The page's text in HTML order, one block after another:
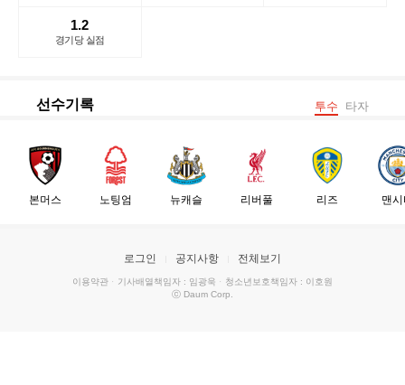
경기당 실점
1.2
선수기록 투수 타자
본머스 노팅엄 뉴캐슬 리버풀 리즈 맨
로그인 공지사항 전체보기
이용약관 · 기사배열책임자 : 임광욱 · 청소년보호책임자 : 이호원
ⓒ Daum Corp.